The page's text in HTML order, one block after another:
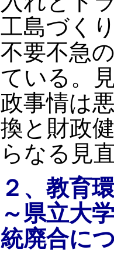
工島づく
不要不急
ている。
政事情は
換と財政
らなる見
２、教育
～県立大
統廃合に